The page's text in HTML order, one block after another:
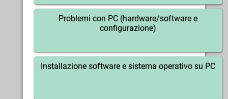
Problemi con PC (hardware/software e
configurazione)
Installazione software e sistema operativo su PC